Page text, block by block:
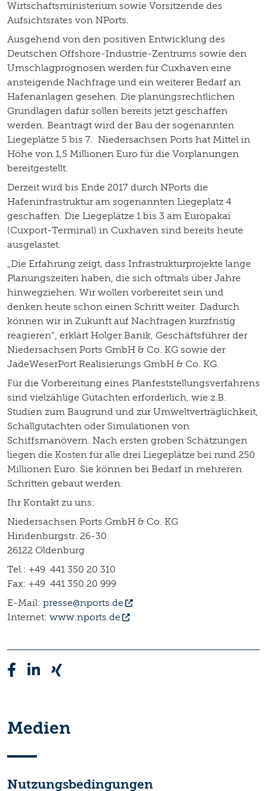
Wirtschaftsministerium sowie Vorsitzende des
Aufsichtsrates von NPorts.
Ausgehend von den positiven Entwicklung des
Deutschen Offshore-Industrie-Zentrums sowie den
Umschlagprognosen werden für Cuxhaven eine
ansteigende Nachfrage und ein weiterer Bedarf an
Hafenanlagen gesehen. Die planungsrechtlichen
Grundlagen dafür sollen bereits jetzt geschaffen
werden. Beantragt wird der Bau der sogenannten
Liegeplätze 5 bis 7. Niedersachsen Ports hat Mittel in
Höhe von 1,5 Millionen Euro für die Vorplanungen
bereitgestellt.
Derzeit wird bis Ende 2017 durch NPorts die
Hafeninfrastruktur am sogenannten Liegeplatz 4
geschaffen. Die Liegeplätze 1 bis 3 am Europakai
(Cuxport-Terminal) in Cuxhaven sind bereits heute
ausgelastet.
„Die Erfahrung zeigt, dass Infrastrukturprojekte lange
Planungszeiten haben, die sich oftmals über Jahre
hinwegziehen. Wir wollen vorbereitet sein und
denken heute schon einen Schritt weiter. Dadurch
können wir in Zukunft auf Nachfragen kurzfristig
reagieren“, erklärt Holger Banik, Geschäftsführer der
Niedersachsen Ports GmbH & Co. KG sowie der
JadeWeserPort Realisierungs GmbH & Co. KG.
Für die Vorbereitung eines Planfeststellungsverfahrens
sind vielzählige Gutachten erforderlich, wie z.B.
Studien zum Baugrund und zur Umweltverträglichkeit,
Schallgutachten oder Simulationen von
Schiffsmanövern. Nach ersten groben Schätzungen
liegen die Kosten für alle drei Liegeplätze bei rund 250
Millionen Euro. Sie können bei Bedarf in mehreren
Schritten gebaut werden.
Ihr Kontakt zu uns:
Niedersachsen Ports GmbH & Co. KG
Hindenburgstr. 26-30
26122 Oldenburg
Tel.: +49 441 350 20 310
Fax: +49 441 350 20 999
E-Mail: presse@nports.de
Internet: www.nports.de
Medien
Nutzungsbedingungen